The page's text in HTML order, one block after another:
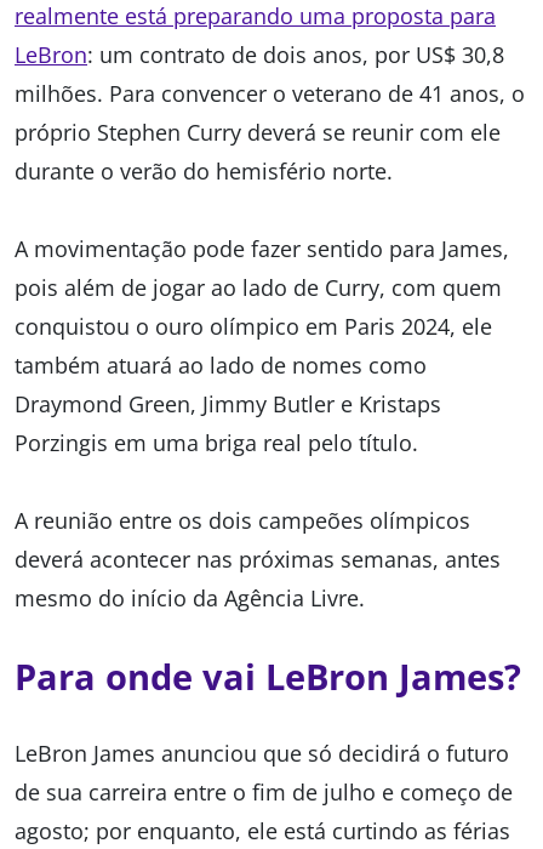
realmente está preparando uma proposta para
LeBron: um contrato de dois anos, por US$ 30,8
milhões. Para convencer o veterano de 41 anos, o
próprio Stephen Curry deverá se reunir com ele
durante o verão do hemisfério norte.
A movimentação pode fazer sentido para James,
pois além de jogar ao lado de Curry, com quem
conquistou o ouro olímpico em Paris 2024, ele
também atuará ao lado de nomes como
Draymond Green, Jimmy Butler e Kristaps
Porzingis em uma briga real pelo título.
A reunião entre os dois campeões olímpicos
deverá acontecer nas próximas semanas, antes
mesmo do início da Agência Livre.
Para onde vai LeBron James?
LeBron James anunciou que só decidirá o futuro
de sua carreira entre o fim de julho e começo de
agosto; por enquanto, ele está curtindo as férias